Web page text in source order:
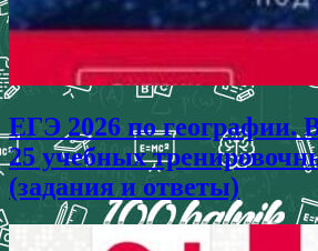
ЕГЭ 2026 по географии.
25 учебных
(задания и ответы)